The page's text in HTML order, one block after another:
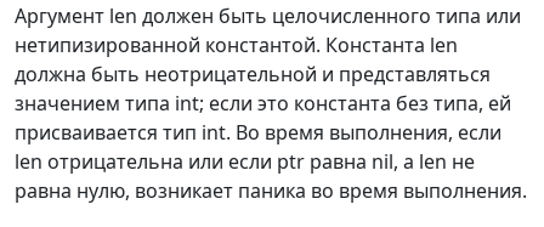
Аргумент len должен быть целочисленного типа или
нетипизированной константой. Константа len
должна быть неотрицательной и представляться
значением типа int; если это константа без типа, ей
присваивается тип int. Во время выполнения, если
len отрицательна или если ptr равна nil, а len не
равна нулю, возникает паника во время выполнения.